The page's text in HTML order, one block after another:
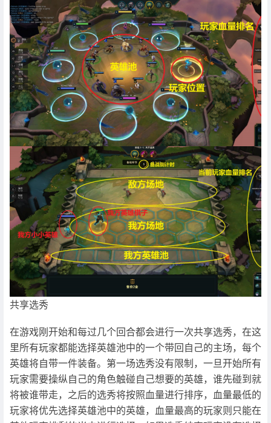
共享选秀
在游戏刚开始和每过几个回合都会进行一次共享选秀，在这
里所有玩家都能选择英雄池中的一个带回自己的主场，每个
英雄将自带一件装备。第一场选秀没有限制，一旦开始所有
玩家需要操纵自己的角色触碰自己想要的英雄，谁先碰到就
将被谁带走，之后的选秀将按照血量进行排序，血量最低的
玩家将优先选择英雄池中的英雄，血量最高的玩家则只能在